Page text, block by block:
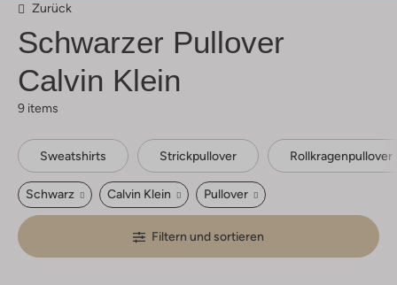
Zurück
Schwarzer Pullover
Calvin Klein
9 items
Sweatshirts Strickpullover Rollkragenpullover
Schwarz Calvin Klein Pullover
Filtern und sortieren